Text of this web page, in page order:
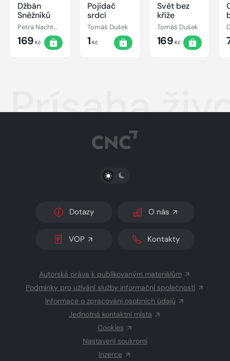
Džbán
Sněžníků
Petra Nachtmanová
169 Kč
Pojídač
srdcí
Tomáš Dušek
1 Kč
Svět bez
kříže
Tomáš Dušek
169 Kč
Prísaha
PŘEPNOUT SVĚTLÝ/TMAVÝ REŽIM
Dotazy O nás
VOP Kontakty
Autorská práva k publikovaným materiálům
Podmínky pro užívání služby informační společnosti
Informace o zpracování osobních údajů
Jednotná kontaktní místa
Cookies
Nastavení soukromí
Inzerce